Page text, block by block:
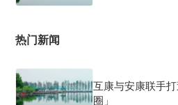
热门新闻
互康与安康联手
圈」